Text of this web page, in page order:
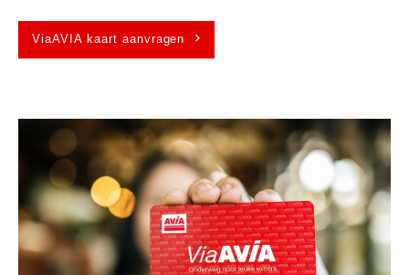
ViaAVIA kaart aanvragen